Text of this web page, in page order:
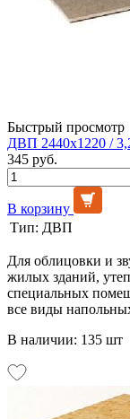
Быстрый просмотр
ДВП 2440х1220 /
345 руб.
В корзину
Тип: ДВП
Для облицовки и
жилых зданий,
специальных
все виды
В наличии: 135 шт